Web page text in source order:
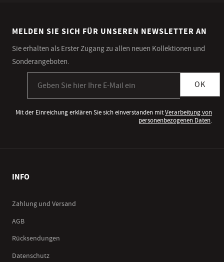
MELDEN SIE SICH FÜR UNSEREN NEWSLETTER AN
Sie erhalten als Erster Zugang zu allen neuen Kollektionen und
Sonderangeboten.
OK
Mit der Einreichung erklären Sie sich einverstanden mitVerarbeitung von
personenbezogenen Daten.
INFO
Zahlung und Versand
AGB
Rücksendungen
Datenschutz